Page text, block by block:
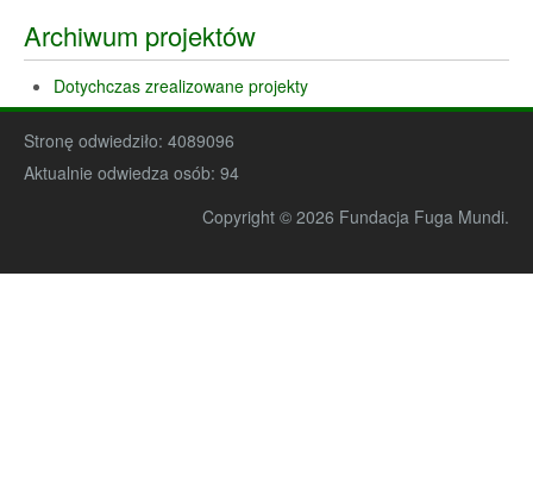
Archiwum projektów
Dotychczas zrealizowane projekty
Stronę odwiedziło: 4089096
Aktualnie odwiedza osób: 94
Copyright © 2026 Fundacja Fuga Mundi.